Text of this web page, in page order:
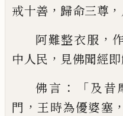
戒十善 ， 歸命三尊 ，
阿難整衣服 ，
中人民 ， 見佛聞經
佛言 ：「及 昔
門 ， 王時為優婆塞 ，